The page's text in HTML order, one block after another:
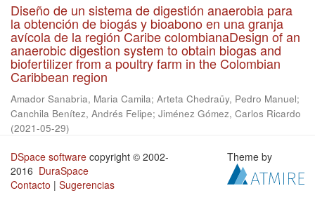
Diseño de un sistema de digestión anaerobia para
la obtención de biogás y bioabono en una granja
avícola de la región Caribe colombianaDesign of an
anaerobic digestion system to obtain biogas and
biofertilizer from a poultry farm in the Colombian
Caribbean region
Amador Sanabria, Maria Camila; Arteta Chedraüy, Pedro Manuel;
Canchila Benítez, Andrés Felipe; Jiménez Gómez, Carlos Ricardo
(2021-05-29)
DSpace software copyright © 2002-
2016 DuraSpace
Contacto | Sugerencias
Theme by